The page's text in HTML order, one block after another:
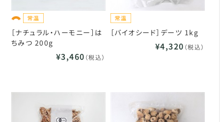
［ナチュラル・ハーモニー］は
ちみつ 200g
¥3,460 （税込）
［バイオシード］デーツ 1kg
¥4,320 （税込）